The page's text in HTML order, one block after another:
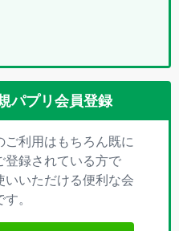
パプリ会員登録
利用はもちろん既に
登録されている方で
いいただける便利な会
。